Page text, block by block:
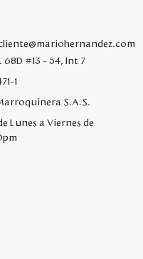
68D #13 - 54, Int 7
1
S.A.S.
Lunes a Viernes de